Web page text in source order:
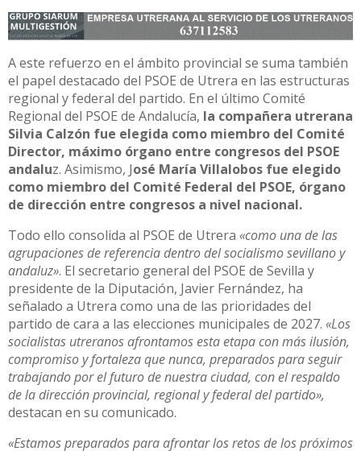
A este refuerzo en el ámbito provincial se suma también
el papel destacado del PSOE de Utrera en las estructuras
regional y federal del partido. En el último Comité
Regional del PSOE de Andalucía, la compañera utrerana
Silvia Calzón fue elegida como miembro del Comité
Director, máximo órgano entre congresos del PSOE
andaluz. Asimismo, José María Villalobos fue elegido
como miembro del Comité Federal del PSOE, órgano
de dirección entre congresos a nivel nacional.
Todo ello consolida al PSOE de Utrera «como una de las
agrupaciones de referencia dentro del socialismo sevillano y
andaluz». El secretario general del PSOE de Sevilla y
presidente de la Diputación, Javier Fernández, ha
señalado a Utrera como una de las prioridades del
partido de cara a las elecciones municipales de 2027. «Los
socialistas utreranos afrontamos esta etapa con más ilusión,
compromiso y fortaleza que nunca, preparados para seguir
trabajando por el futuro de nuestra ciudad, con el respaldo
de la dirección provincial, regional y federal del partido»,
destacan en su comunicado.
«Estamos preparados para afrontar los retos de los próximos